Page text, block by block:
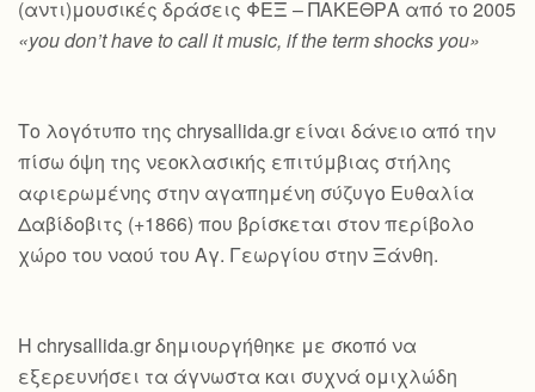
(αντι)μουσικές δράσεις ΦΕΞ – ΠΑΚΕΘΡΑ από το 2005
«you don’t have to call it music, if the term shocks you»
Το λογότυπο της chrysallida.gr είναι δάνειο από την
πίσω όψη της νεοκλασικής επιτύμβιας στήλης
αφιερωμένης στην αγαπημένη σύζυγο Ευθαλία
Δαβίδοβιτς (+1866) που βρίσκεται στον περίβολο
χώρο του ναού του Αγ. Γεωργίου στην Ξάνθη.
Η chrysallida.gr δημιουργήθηκε με σκοπό να
εξερευνήσει τα άγνωστα και συχνά ομιχλώδη